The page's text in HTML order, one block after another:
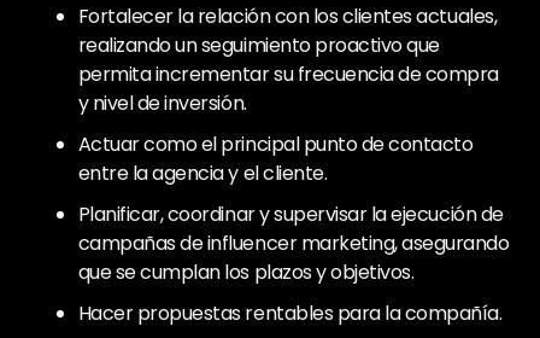
Fortalecer la relación con los clientes actuales,
realizando un seguimiento proactivo que
permita incrementar su frecuencia de compra
y nivel de inversión.
Actuar como el principal punto de contacto
entre la agencia y el cliente.
Planificar, coordinar y supervisar la ejecución de
campañas de influencer marketing, asegurando
que se cumplan los plazos y objetivos.
Hacer propuestas rentables para la compañía.